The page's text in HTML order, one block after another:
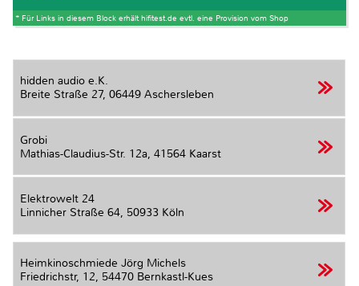
* Für Links in diesem Block erhält hifitest.de evtl. eine Provision vom Shop
hidden audio e.K.
Breite Straße 27, 06449 Aschersleben
Grobi
Mathias-Claudius-Str. 12a, 41564 Kaarst
Elektrowelt 24
Linnicher Straße 64, 50933 Köln
Heimkinoschmiede Jörg Michels
Friedrichstr, 12, 54470 Bernkastl-Kues